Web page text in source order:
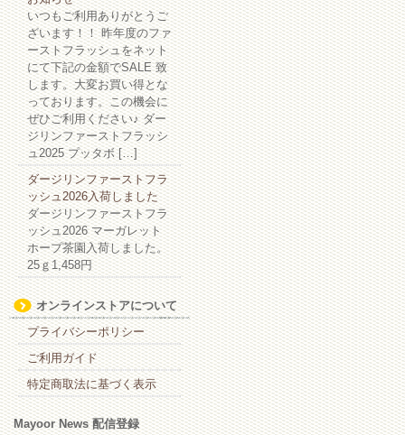
いつもご利用ありがとうご
ざいます！！ 昨年度のファ
ーストフラッシュをネット
にて下記の金額でSALE 致
します。大変お買い得とな
っております。この機会に
ぜひご利用ください♪ ダー
ジリンファーストフラッシ
ュ2025 プッタボ […]
ダージリンファーストフラ
ッシュ2026入荷しました
ダージリンファーストフラ
ッシュ2026 マーガレット
ホープ茶園入荷しました。
25ｇ1,458円
オンラインストアについて
プライバシーポリシー
ご利用ガイド
特定商取法に基づく表示
Mayoor News 配信登録